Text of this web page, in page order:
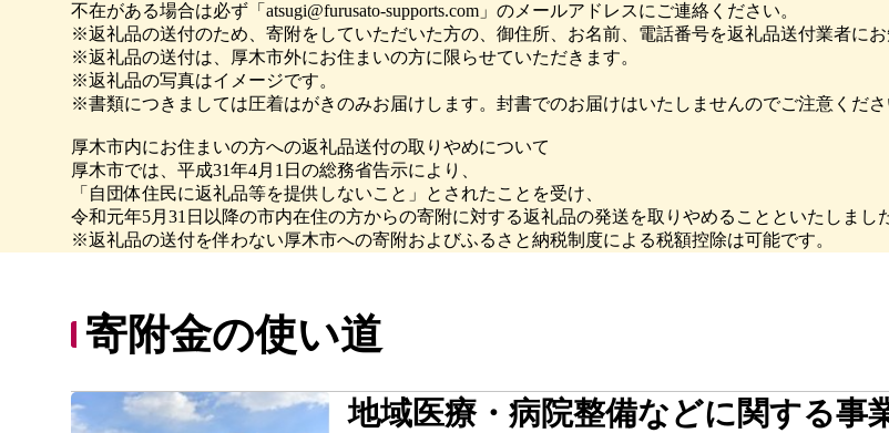
不在がある場合は必ず「atsugi@furusato-supports.com」のメールアドレスにご連絡ください。
※返礼品の送付のため、寄附をしていただいた方の、御住所、お名前、電話番号を返礼品送付業者に
※返礼品の送付は、厚木市外にお住まいの方に限らせていただきます。
※返礼品の写真はイメージです。
※書類につきましては圧着はがきのみお届けします。封書でのお届けはいたしませんのでご注意くださ
厚木市内にお住まいの方への返礼品送付の取りやめについて
厚木市では、平成31年4月1日の総務省告示により、
「自団体住民に返礼品等を提供しないこと」とされたことを受け、
令和元年5月31日以降の市内在住の方からの寄附に対する返礼品の発送を取りやめることといたしまし
※返礼品の送付を伴わない厚木市への寄附およびふるさと納税制度による税額控除は可能です。
寄附金の使い道
地域医療・病院整備などに関する事